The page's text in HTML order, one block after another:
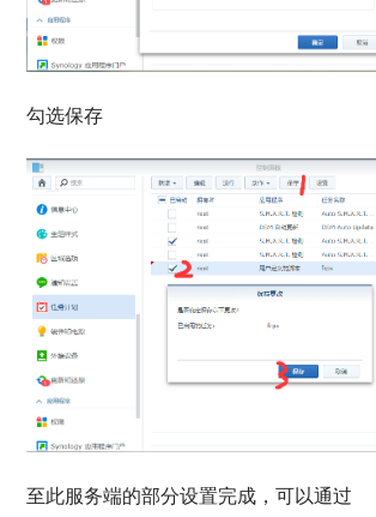
勾选保存
至此服务端的部分设置完成，可以通过